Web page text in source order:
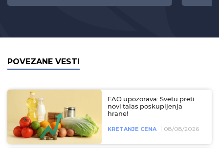
POVEZANE VESTI
FAO upozorava: Svetu preti
novi talas poskupljenja
hrane!
KRETANJE CENA 08/08/2026